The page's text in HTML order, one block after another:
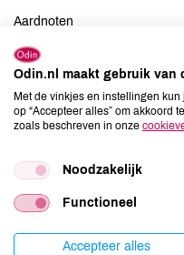
Aardnoten
Ei
Gluten
Lactose
Lupine
Noten
Schaaldieren
Selderij
Sesam
Odin.nl maakt gebruik van
Met de vinkjes en instellingen
op “Accepteer alles” om akkoord
zoals beschreven in onze
Noodzakelijk
Functioneel
Accepteer alles